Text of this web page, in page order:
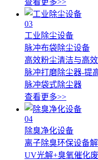
查看更多>>
03
工业除尘设备
脉冲布袋除尘设备
高效粉尘清洁与高
脉冲打磨除尘器-提
脉冲袋式除尘器
查看更多>>
04
除臭净化设备
离子除臭环保设备
UV光解+臭氧催化